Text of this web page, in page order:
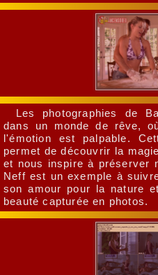
Les photographies de
dans un monde de rêve,
l'émotion est palpable.
permet de découvrir la
et nous inspire à préserver
Neff est un exemple à
son amour pour la nature
beauté capturée en photos.